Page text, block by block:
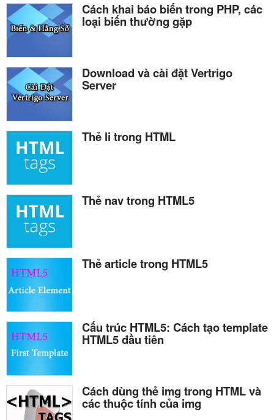
Cách khai báo biến trong PHP, các
loại biến thường gặp
Download và cài đặt Vertrigo
Server
Thẻ li trong HTML
Thẻ nav trong HTML5
Thẻ article trong HTML5
Cấu trúc HTML5: Cách tạo template
HTML5 đầu tiên
Cách dùng thẻ img trong HTML và
các thuộc tính của img